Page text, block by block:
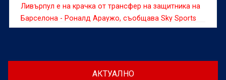
Ливърпул е на крачка от трансфер на защитника на
Барселона - Роналд Араужо, съобщава Sky Sports
АКТУАЛНО